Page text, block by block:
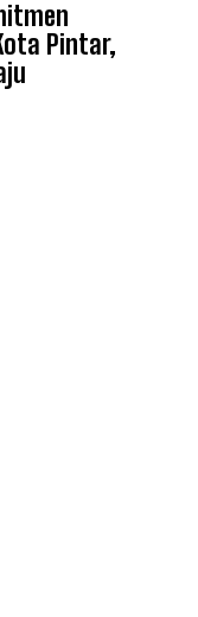
Pintar,